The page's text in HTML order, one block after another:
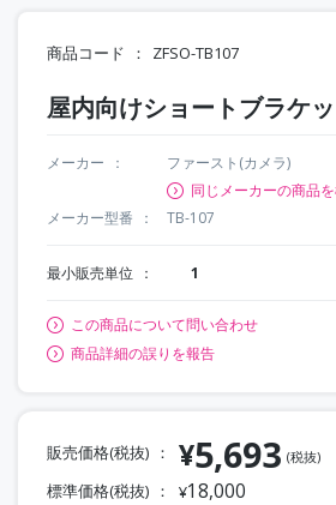
商品コード ZFSO-TB107
屋内向けショートブラケ
メーカー
ファースト(カメラ)
同じメーカーの商品
メーカー型番
TB-107
最小販売単位 1
この商品について問い合わせ
商品詳細の誤りを報告
販売価格(税抜) ¥5,693 (税抜)
標準価格(税抜) ¥18,000